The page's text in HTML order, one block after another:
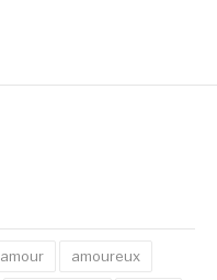
amour amoureux